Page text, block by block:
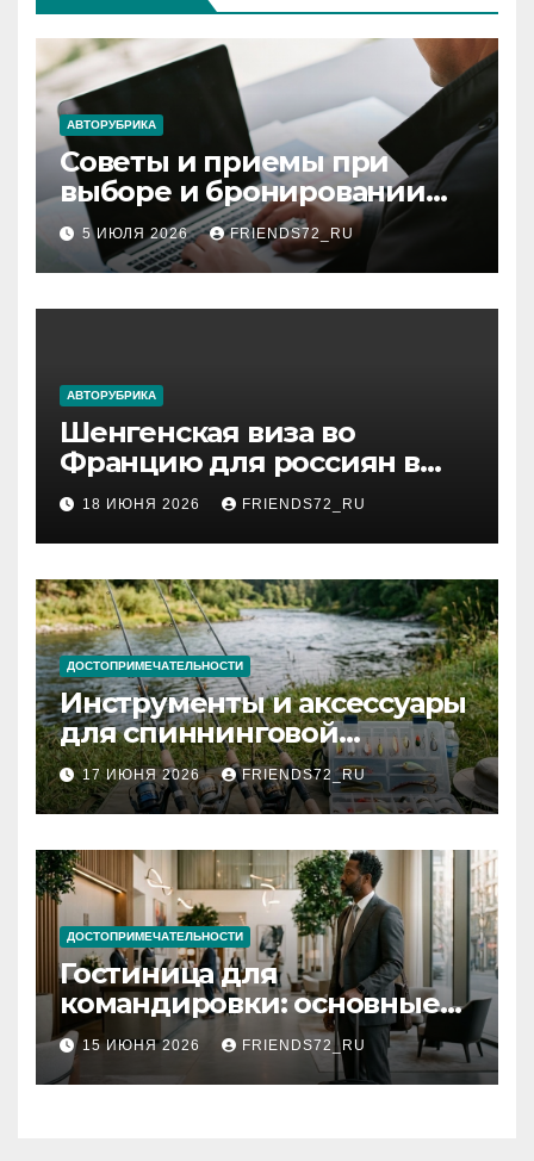
АВТОРУБРИКА
Советы и приемы при
выборе и бронировании
авиабилетов
5 ИЮЛЯ 2026 FRIENDS72_RU
АВТОРУБРИКА
Шенгенская виза во
Францию для россиян в
2026 году: сроки от 3 дней
и список необходимых
документов
18 ИЮНЯ 2026 FRIENDS72_RU
ДОСТОПРИМЕЧАТЕЛЬНОСТИ
Инструменты и аксессуары
для спиннинговой
рыбалки: назначение и
типы
17 ИЮНЯ 2026 FRIENDS72_RU
ДОСТОПРИМЕЧАТЕЛЬНОСТИ
Гостиница для
командировки: основные
критерии выбора
15 ИЮНЯ 2026 FRIENDS72_RU